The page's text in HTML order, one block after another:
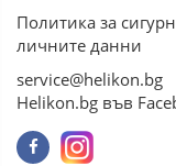
Политика за
личните данни
service@helikon.bg
Helikon.bg във